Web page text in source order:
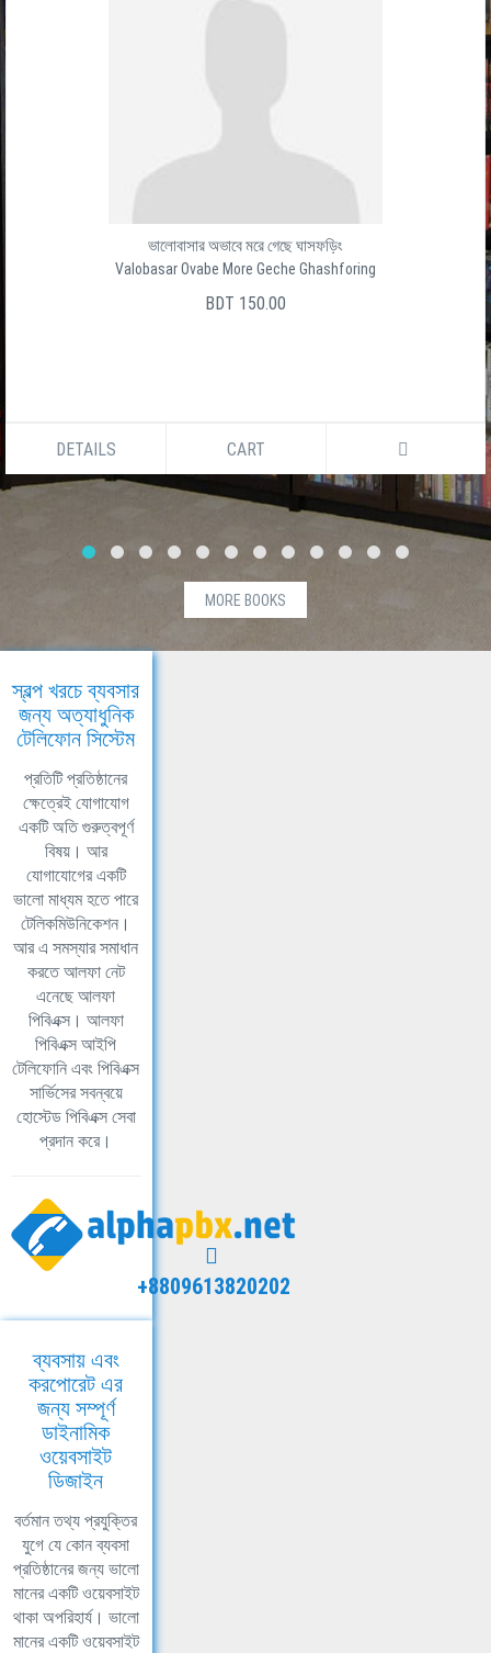
ভালোবাসার অভাবে মরে গেছে ঘাসফড়িং
Valobasar Ovabe More Geche Ghashforing
BDT 150.00
DETAILS CART
MORE BOOKS
স্বল্প খরচে ব্যবসার
জন্য অত্যাধুনিক
টেলিফোন সিস্টেম
প্রতিটি প্রতিষ্ঠানের
ক্ষেত্রেই যোগাযোগ
একটি অতি গুরুত্বপূর্ণ
বিষয়। আর
যোগাযোগের একটি
ভালো মাধ্যম হতে পারে
টেলিকমিউনিকেশন।
আর এ সমস্যার সমাধান
করতে আলফা নেট
এনেছে আলফা
পিবিএক্স। আলফা
পিবিএক্স আইপি
টেলিফোনি এবং পিবিএক্স
সার্ভিসের সবন্বয়ে
হোস্টেড পিবিএক্স সেবা
প্রদান করে।
+8809613820202
ব্যবসায় এবং
করপোরেট এর
জন্য সম্পূর্ণ
ডাইনামিক
ওয়েবসাইট
ডিজাইন
বর্তমান তথ্য প্রযুক্তির
যুগে যে কোন ব্যবসা
প্রতিষ্ঠানের জন্য ভালো
মানের একটি ওয়েবসাইট
থাকা অপরিহার্য। ভালো
মানের একটি ওয়েবসাইট